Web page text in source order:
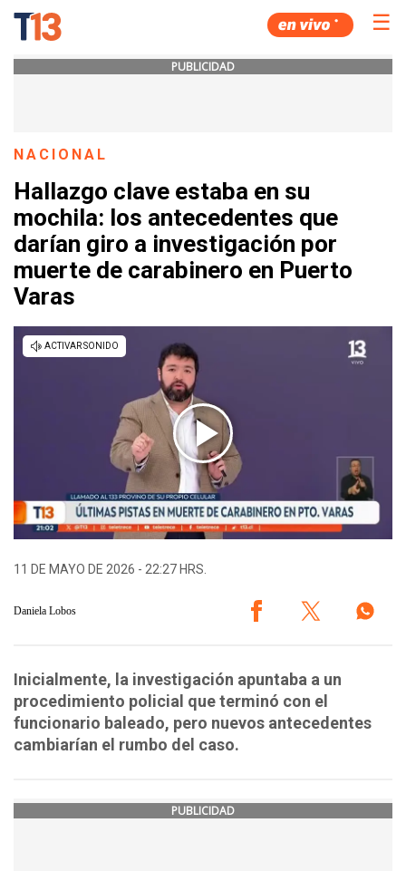
☰
PUBLICIDAD
NACIONAL
Hallazgo clave estaba en su
mochila: los antecedentes que
darían giro a investigación por
muerte de carabinero en Puerto
Varas
11 DE MAYO DE 2026 - 22:27 HRS.
Daniela Lobos
Inicialmente, la investigación apuntaba a un
procedimiento policial que terminó con el
funcionario baleado, pero nuevos antecedentes
cambiarían el rumbo del caso.
PUBLICIDAD